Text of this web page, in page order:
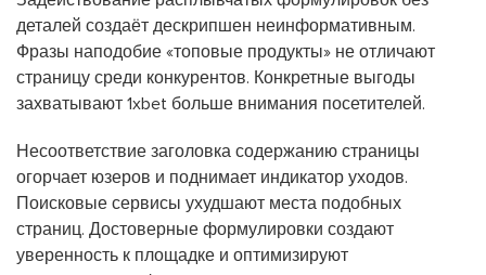
деталей создаёт дескрипшен неинформативным.
Фразы наподобие «топовые продукты» не отличают
страницу среди конкурентов. Конкретные выгоды
захватывают 1xbet больше внимания посетителей.
Несоответствие заголовка содержанию страницы
огорчает юзеров и поднимает индикатор уходов.
Поисковые сервисы ухудшают места подобных
страниц. Достоверные формулировки создают
уверенность к площадке и оптимизируют